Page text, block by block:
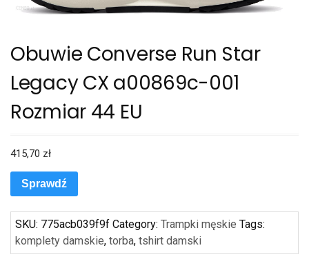
Obuwie Converse Run Star
Legacy CX a00869c-001
Rozmiar 44 EU
415,70 zł
Sprawdź
SKU: 775acb039f9f Category: Trampki męskie Tags:
komplety damskie, torba, tshirt damski